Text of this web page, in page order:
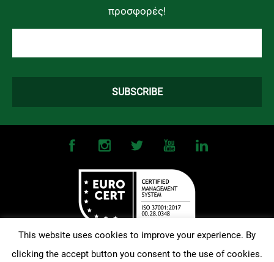
προσφορές!
©2026OMONOIA FC. All Rights Reserved | Terms and Conditions|
This website uses cookies to improve your experience. By
clicking the accept button you consent to the use of cookies.